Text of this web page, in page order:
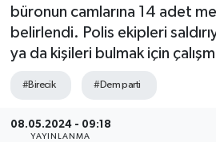
büronun camlarına 14 adet
belirlendi. Polis ekipleri
ya da kişileri bulmak için
#Birecik #Dem parti
08.05.2024 - 09:18
YAYINLANMA